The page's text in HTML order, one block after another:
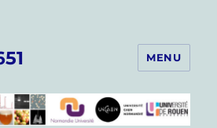
MENU